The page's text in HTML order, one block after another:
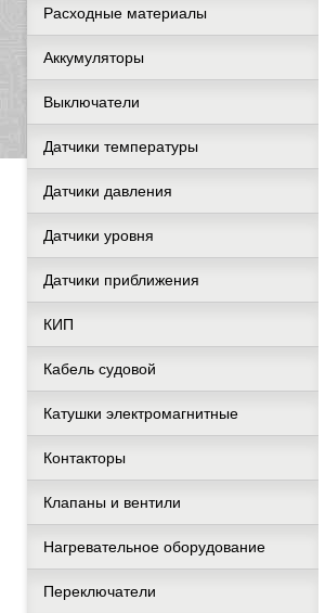
Расходные материалы
Аккумуляторы
Выключатели
Датчики температуры
Датчики давления
Датчики уровня
Датчики приближения
КИП
Кабель судовой
Катушки электромагнитные
Контакторы
Клапаны и вентили
Нагревательное оборудование
Переключатели